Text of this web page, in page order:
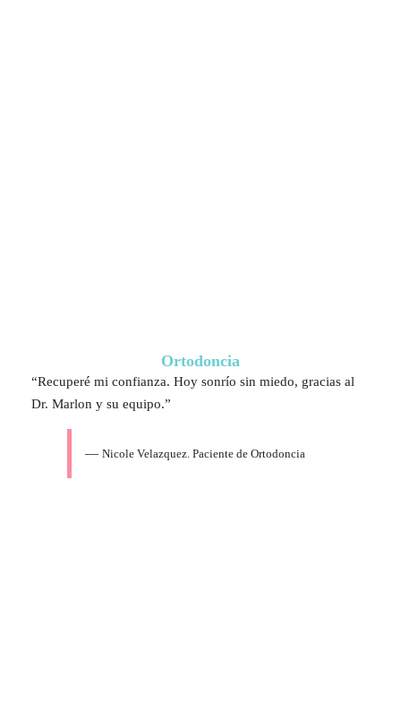
Ortodoncia
“Recuperé mi confianza. Hoy sonrío sin miedo, gracias al
Dr. Marlon y su equipo.”
— Nicole Velazquez. Paciente de Ortodoncia